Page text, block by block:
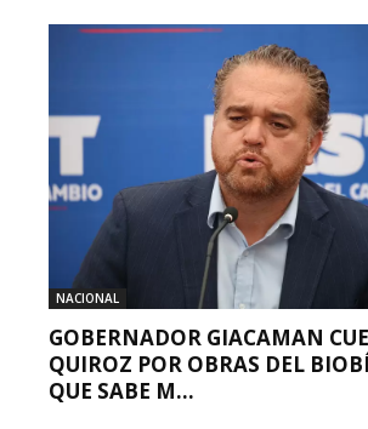
NACIONAL
GOBERNADOR GIACAMAN
QUIROZ POR OBRAS DEL
QUE SABE M...